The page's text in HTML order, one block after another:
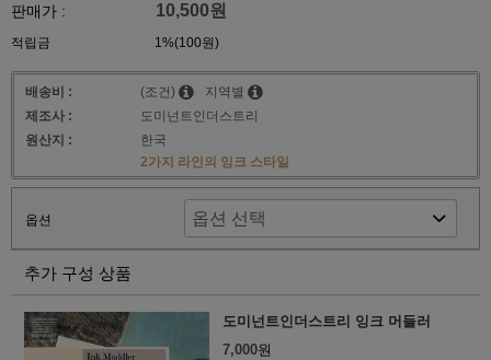
판매가 : 10,500원
적립금 1%(100원)
배송비 : (조건)
지역별
제조사 :
도미넌트인더스트리
원산지 :
한국
2가지 라인의 잉크 스타일
옵션
추가 구성 상품
도미넌트인더스트리 잉크 머들러
7,000원